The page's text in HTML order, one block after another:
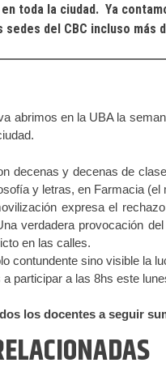
toda la ciudad. Ya
sedes del CBC incluso más
abrimos en la UBA la
decenas y decenas de
y letras, en Farmacia
expresa el
verdadera provocación
en las calles.
contundente sino visible la
participar a las 8hs este
los docentes a seguir